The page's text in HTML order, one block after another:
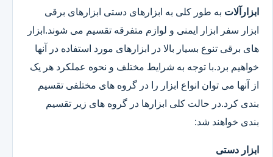
ابزارآلات به طور کلی به ابزارهای دستی ابزارهای برقی
ابزار سفر ابزار ایمنی و لوازم متفرقه تقسیم می شوند.ابزار
های برقی تنوع بسیار بالا در ابزارهای مورد استفاده در آنها
خواهیم برد.با توجه به شرایط مختلف و نحوه عملکرد هر یک
از آنها می توان انواع ابزار را در گروه های مختلفی تقسیم
بندی کرد.در حالت کلی ابزارها در گروه های زیر تقسیم
بندی خواهند شد:
ابزار دستی